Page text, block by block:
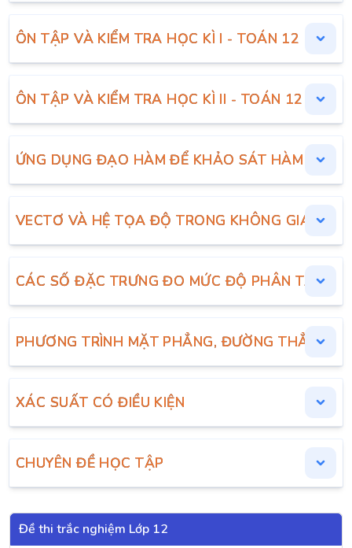
ÔN TẬP VÀ KIỂM TRA HỌC KÌ I - TOÁN 12
ÔN TẬP VÀ KIỂM TRA HỌC KÌ II - TOÁN 12
ỨNG DỤNG ĐẠO HÀM ĐỂ KHẢO SÁT HÀM SỐ
VECTƠ VÀ HỆ TỌA ĐỘ TRONG KHÔNG GIAN
CÁC SỐ ĐẶC TRƯNG ĐO MỨC ĐỘ PHÂN TÁN
PHƯƠNG TRÌNH MẶT PHẲNG, ĐƯỜNG THẲNG,
XÁC SUẤT CÓ ĐIỀU KIỆN
CHUYÊN ĐỀ HỌC TẬP
Đề thi trắc nghiệm Lớp 12